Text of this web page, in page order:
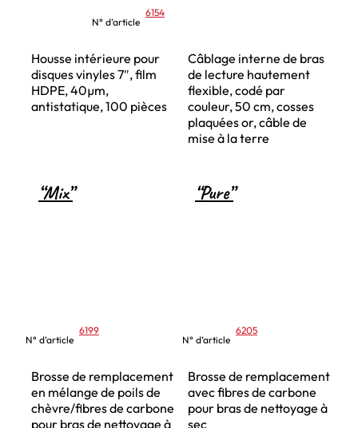
N° d’article
6154
Housse intérieure pour
disques vinyles 7″, film
HDPE, 40µm,
antistatique, 100 pièces
Câblage interne de bras
de lecture hautement
flexible, codé par
couleur, 50 cm, cosses
plaquées or, câble de
mise à la terre
“Mix”
N° d’article
6199
Brosse de remplacement
en mélange de poils de
chèvre/fibres de carbone
pour bras de nettoyage à
“Pure”
N° d’article
6205
Brosse de remplacement
avec fibres de carbone
pour bras de nettoyage à
sec